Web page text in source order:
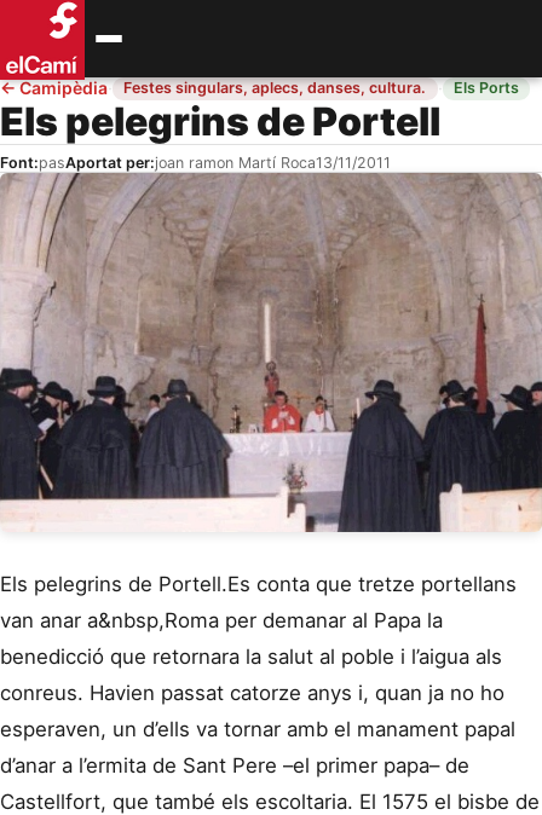
←Camipèdia· Festes singulars, aplecs, danses, cultura. · Els Ports
Els pelegrins de Portell
Font:pasAportat per:joan ramon Martí Roca13/11/2011
Els pelegrins de Portell.Es conta que tretze portellans
van anar a&nbsp,Roma per demanar al Papa la
benedicció que retornara la salut al poble i l’aigua als
conreus. Havien passat catorze anys i, quan ja no ho
esperaven, un d’ells va tornar amb el manament papal
d’anar a l’ermita de Sant Pere –el primer papa– de
Castellfort, que també els escoltaria. El 1575 el bisbe de